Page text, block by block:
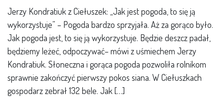
Jerzy Kondratiuk z Ciełuszek: „Jak jest pogoda, to się ją
wykorzystuje” – Pogoda bardzo sprzyjała. Aż za gorąco było.
Jak pogoda jest, to się ją wykorzystuje. Będzie deszcz padał,
będziemy leżeć, odpoczywać– mówi z uśmiechem Jerzy
Kondratiuk. Słoneczna i gorąca pogoda pozwoliła rolnikom
sprawnie zakończyć pierwszy pokos siana. W Ciełuszkach
gospodarz zebrał 132 bele. Jak […]